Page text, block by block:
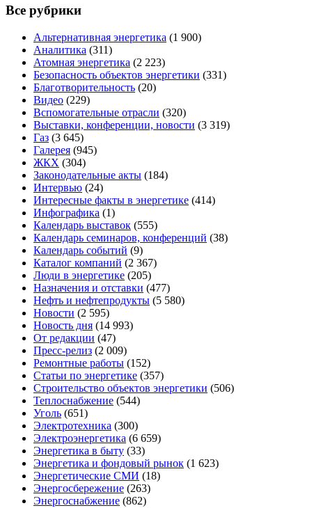
Все рубрики
Альтернативная энергетика (1 900)
Аналитика (311)
Атомная энергетика (2 223)
Безопасность объектов энергетики (331)
Благотворительность (20)
Видео (229)
Вспомогательные отрасли (320)
Выставки, конференции, новости (3 319)
Газ (3 645)
Галерея (945)
ЖКХ (304)
Законодательные акты (184)
Интервью (24)
Интересные факты в энергетике (414)
Инфографика (1)
Календарь выставок (555)
Календарь семинаров, конференций (38)
Календарь событий (9)
Каталог компаний (2 367)
Люди в энергетике (205)
Назначения и отставки (477)
Нефть и нефтепродукты (5 580)
Новости (2 595)
Новость дня (14 993)
От редакции (47)
Пресс-релиз (2 009)
Ремонтные работы (152)
Статьи по энергетике (357)
Строительство объектов энергетики (506)
Теплоснабжение (544)
Уголь (651)
Электротехника (300)
Электроэнергетика (6 659)
Энергетика в быту (33)
Энергетика и фондовый рынок (1 623)
Энергетические СМИ (18)
Энергосбережение (263)
Энергоснабжение (862)